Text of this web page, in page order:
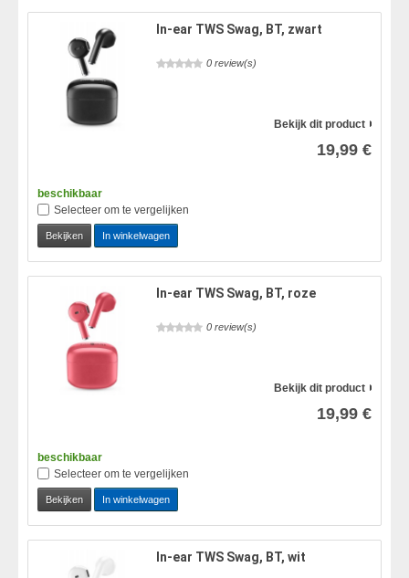
In-ear TWS Swag, BT, zwart
0 review(s)
Bekijk dit product
19,99 €
beschikbaar
Selecteer om te vergelijken
Bekijken In winkelwagen
In-ear TWS Swag, BT, roze
0 review(s)
Bekijk dit product
19,99 €
beschikbaar
Selecteer om te vergelijken
Bekijken In winkelwagen
In-ear TWS Swag, BT, wit